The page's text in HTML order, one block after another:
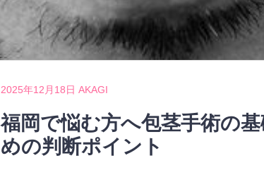
2025年12月18日 AKAGI
福岡で悩む方へ包茎手術の
めの判断ポイント